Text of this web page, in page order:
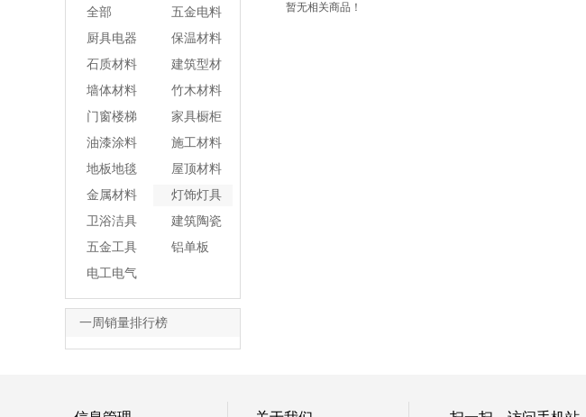
全部
五金电料
厨具电器
保温材料
石质材料
建筑型材
墙体材料
竹木材料
门窗楼梯
家具橱柜
油漆涂料
施工材料
地板地毯
屋顶材料
金属材料
灯饰灯具
卫浴洁具
建筑陶瓷
五金工具
铝单板
电工电气
一周销量排行榜
暂无相关商品！